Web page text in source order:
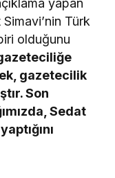
yapan
Türk
olduğunu
gazetecilik
Son
Sedat